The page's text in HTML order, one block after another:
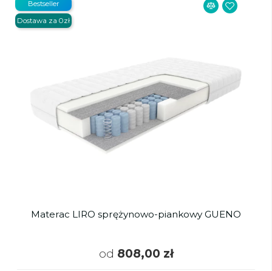
Materac LIRO sprężynowo-piankowy GUENO
od 808,00 zł
Bestseller
Dostawa za 0zł